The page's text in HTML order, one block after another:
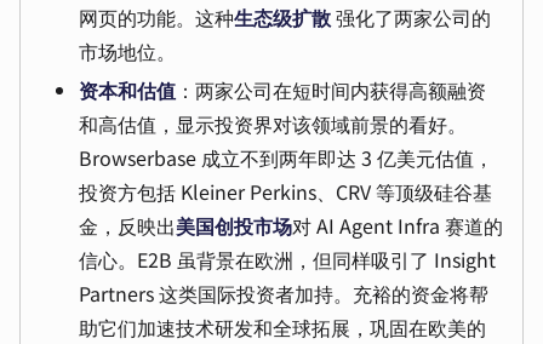
网页的功能。这种生态级扩散强化了两家公司的
市场地位。
资本和估值 ：两家公司在短时间内获得高额融资
和高估值，显示投资界对该领域前景的看好。
Browserbase 成立不到两年即达 3 亿美元估值，
投资方包括 Kleiner Perkins、CRV 等顶级硅谷基
金，反映出美国创投市场对 AI Agent Infra 赛道的
信心。E2B 虽背景在欧洲，但同样吸引了 Insight
Partners 这类国际投资者加持。充裕的资金将帮
助它们加速技术研发和全球拓展，巩固在欧美的